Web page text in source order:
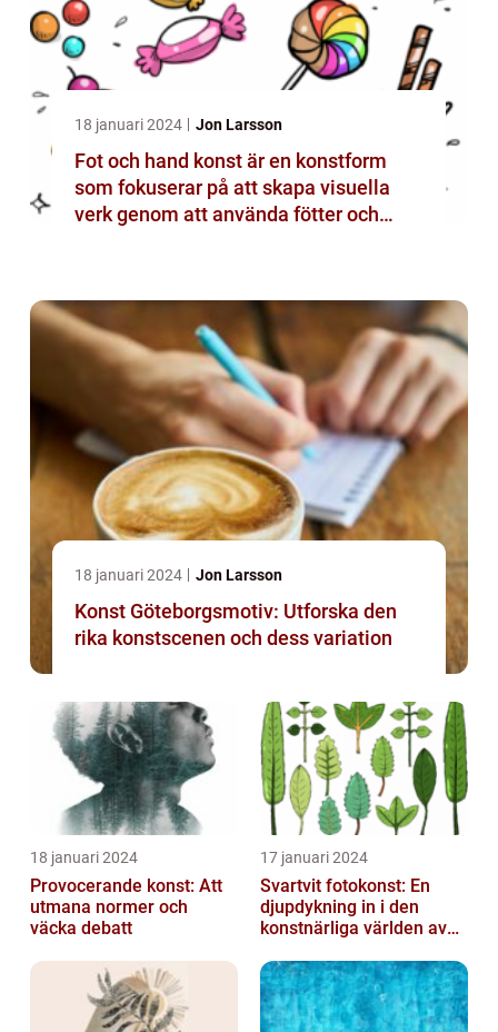
18 januari 2024 Jon Larsson
Fot och hand konst är en konstform
som fokuserar på att skapa visuella
verk genom att använda fötter och
18 januari 2024 Jon Larsson
Konst Göteborgsmotiv: Utforska den
rika konstscenen och dess variation
18 januari 2024
Provocerande konst: Att
utmana normer och
väcka debatt
17 januari 2024
Svartvit fotokonst: En
djupdykning in i den
konstnärliga världen av